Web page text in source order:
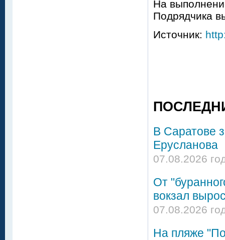
На
Подрядчика
Источник:
В Саратове
Ерусланова
07.08.2026
От
вокзал
07.08.2026
На пляже